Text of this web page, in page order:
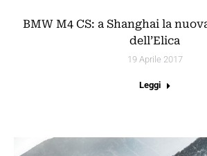
BMW M4 CS: a Shanghai la
dell’Elica
19 Aprile 2017
Leggi